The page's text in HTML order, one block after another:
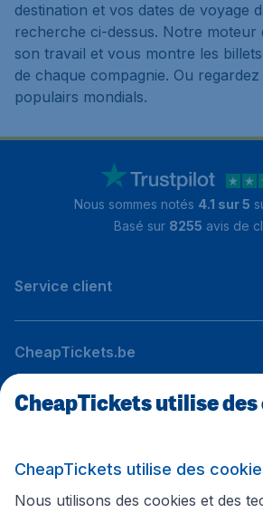
destination et vos dates de voyage
recherche ci-dessus. Notre
son travail et vous montre les
de chaque compagnie. Ou
populairs mondials.
Nous sommes notés 4.1 sur 5
Basé sur 8255 avis de
Service client
CheapTickets.be
Sites internationaux
Suivez CheapTickets.be
CheapTickets utilise
CheapTickets utilise des
Nous utilisons des cookies et des